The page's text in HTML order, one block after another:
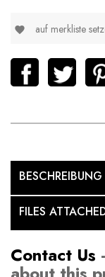
favorite auf merkliste
BESCHREIBUNG
FILES
Contact Us